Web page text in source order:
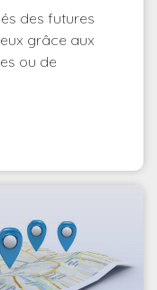
des futures
grâce aux
ou de